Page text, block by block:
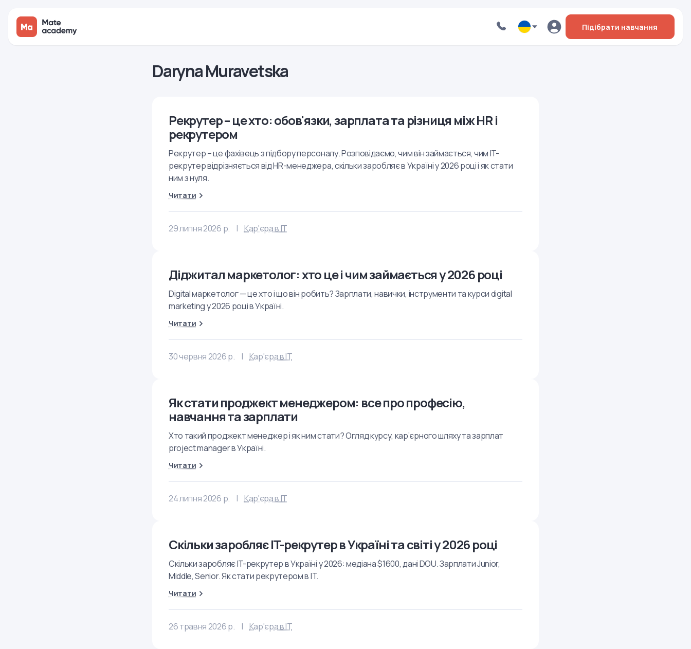
Підібрати навчання
Daryna Muravetska
Рекрутер – це хто: обов'язки, зарплата та різниця між HR і
рекрутером
Рекрутер – це фахівець з підбору персоналу. Розповідаємо, чим він займається, чим IT-
рекрутер відрізняється від HR-менеджера, скільки заробляє в Україні у 2026 році і як стати
ним з нуля.
Читати
29 липня 2026 р. Кар'єра в IT
Діджитал маркетолог: хто це і чим займається у 2026 році
Digital маркетолог — це хто і що він робить? Зарплати, навички, інструменти та курси digital
marketing у 2026 році в Україні.
Читати
30 червня 2026 р. Кар'єра в IT
Як стати проджект менеджером: все про професію,
навчання та зарплати
Хто такий проджект менеджер і як ним стати? Огляд курсу, кар’єрного шляху та зарплат
project manager в Україні.
Читати
24 липня 2026 р. Кар'єра в IT
Скільки заробляє IT-рекрутер в Україні та світі у 2026 році
Скільки заробляє IT-рекрутер в Україні у 2026: медіана $1600, дані DOU. Зарплати Junior,
Middle, Senior. Як стати рекрутером в IT.
Читати
26 травня 2026 р. Кар'єра в IT